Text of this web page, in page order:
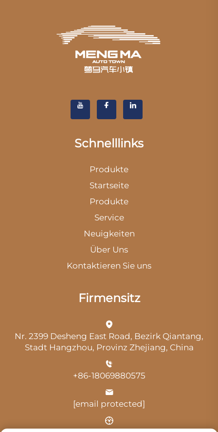
Schnelllinks
Produkte
Startseite
Produkte
Service
Neuigkeiten
Über Uns
Kontaktieren Sie uns
Firmensitz
Nr. 2399 Desheng East Road, Bezirk Qiantang,
Stadt Hangzhou, Provinz Zhejiang, China
+86-18069880575
[email protected]